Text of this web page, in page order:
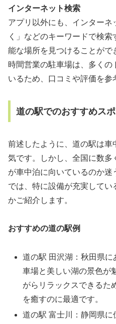
インターネット検索
アプリ以外にも、インターネ
く」などのキーワードで検
能な場所を見つけることが
時間営業の駐車場は、多く
いるため、口コミや評価を参
道の駅でのおすすめス
前述したように、道の駅は車
気です。しかし、全国に数
が車中泊に向いているのか迷
では、特に設備が充実して
かご紹介します。
おすすめの道の駅例
道の駅 田沢湖：秋田県
車場と美しい湖の景色が
がらリラックスできるた
を癒すのに最適です。
道の駅 富士川：静岡県